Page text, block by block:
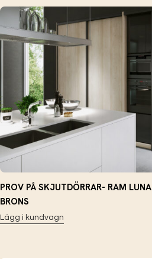
PROV PÅ SKJUTDÖRRAR- RAM LUNA
BRONS
Lägg i kundvagn